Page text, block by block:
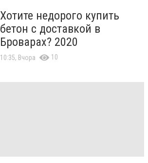
Хотите недорого купить
бетон с доставкой в
Броварах? 2020
10:35, Вчора 10